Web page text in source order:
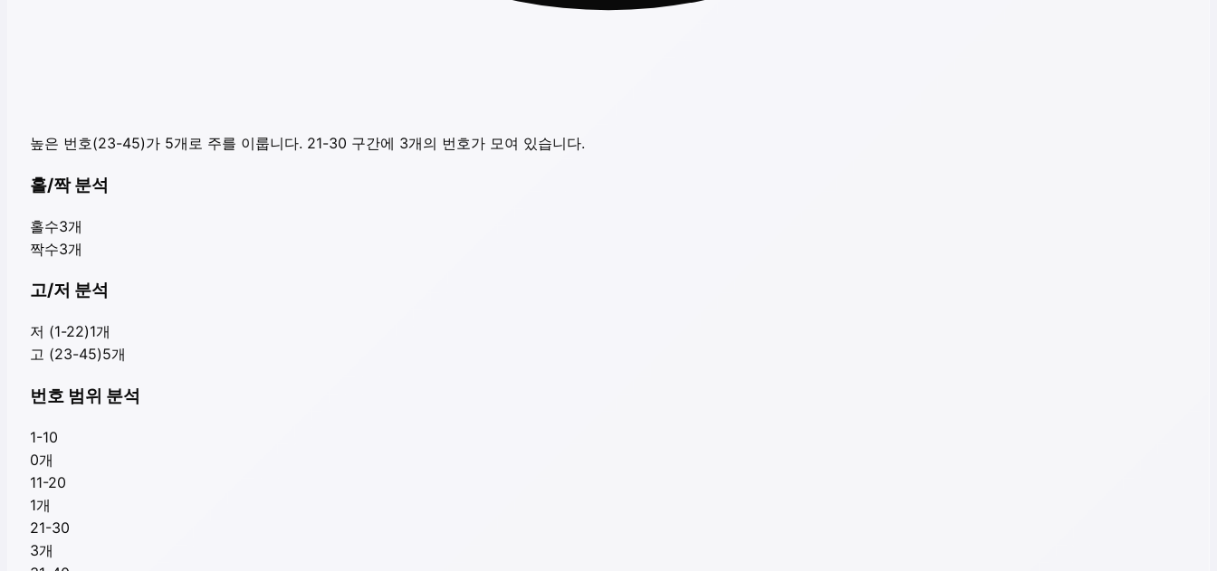
높은 번호(23-45)가 5개로 주를 이룹니다. 21-30 구간에 3개의 번호가 모여 있습니다.
홀/짝 분석
홀수3개
짝수3개
고/저 분석
저 (1-22)1개
고 (23-45)5개
번호 범위 분석
1-10
0개
11-20
1개
21-30
3개